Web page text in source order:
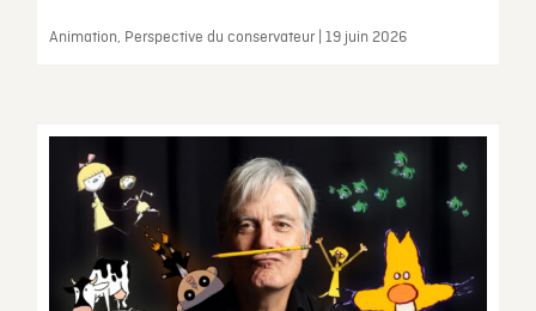
Animation, Perspective du conservateur | 19 juin 2026